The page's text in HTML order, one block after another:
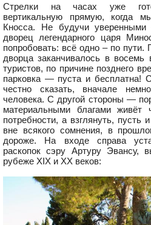
Стрелки на часах уже
вертикальную прямую, когда
Кносса. Не будучи
дворец легендарного царя
попробовать: всё одно – по
дворца заканчивалось в
туристов, по причине позднего
парковка — пуста и бесплатна!
честно сказать, вначале
человека. С другой стороны —
материальными благами живёт
потребности, а взглянуть, пусть
вне всякого сомнения, в
дороже. На входе справа
раскопок сэру Артуру Эвансу,
рубеже XIX и XX веков: